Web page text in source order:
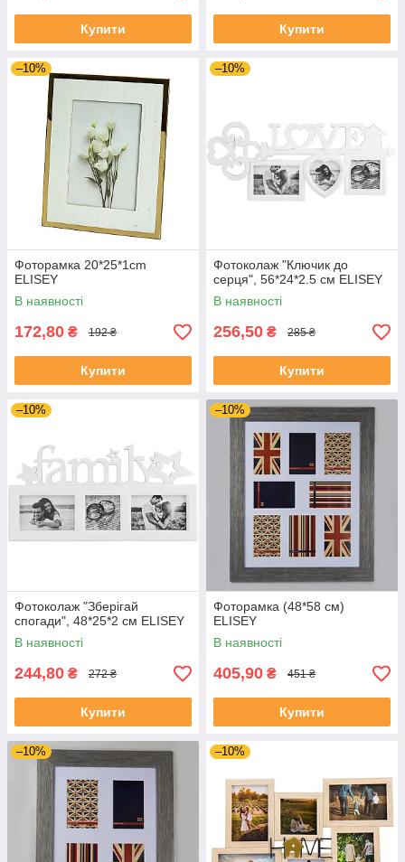
Купити Купити
–10%
Фоторамка 20*25*1cm
ELISEY
В наявності
172,80 ₴ 192 ₴
Купити
–10%
Фотоколаж "Ключик до
серця", 56*24*2.5 см ELISEY
В наявності
256,50 ₴ 285 ₴
Купити
–10%
Фотоколаж "Зберігай
спогади", 48*25*2 см ELISEY
В наявності
244,80 ₴ 272 ₴
Купити
–10%
Фоторамка (48*58 см)
ELISEY
В наявності
405,90 ₴ 451 ₴
Купити
–10% –10%